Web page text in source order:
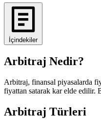
İçindekiler
Arbitraj Nedir?
Arbitraj, finansal piyasalarda
fiyattan satarak kar elde edilir.
Arbitraj Türleri